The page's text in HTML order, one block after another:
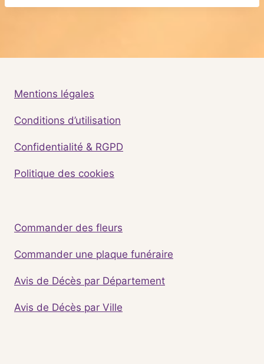
Mentions légales
Conditions d’utilisation
Confidentialité & RGPD
Politique des cookies
Commander des fleurs
Commander une plaque funéraire
Avis de Décès par Département
Avis de Décès par Ville